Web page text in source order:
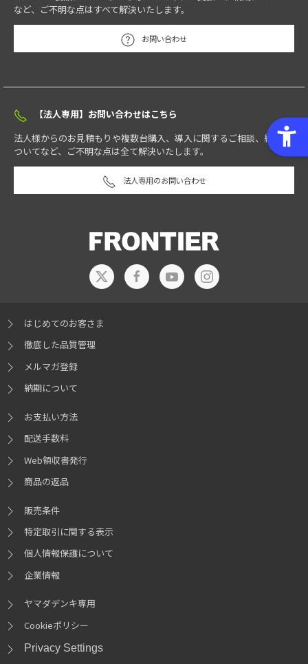
など、ご不明な点はすべて解決いたします。
お問い合わせ
【法人専用】お問い合わせはこちら
法人様からのお見積もりや複数台購入、導入に関するご相談、納期に
ついてなど、ご不明な点は全て解決いたします。
法人専用のお問い合わせ
はじめてのお客さま
徹底した品質管理
メルマガ登録
納期について
お支払い方法
配送手数料
Web領収書発行
商品の返品
販売条件
特定取引に関する表示
個人情報保護について
企業情報
ヤマダデンキ専用
Cookieポリシー
Privacy Settings